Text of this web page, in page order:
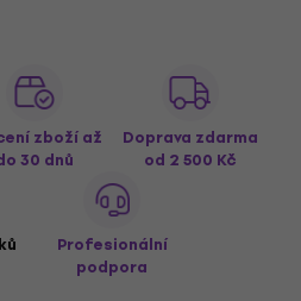
zboží až
30 dnů
Doprava zdarma
od 2 500 Kč
Profesionální
podpora